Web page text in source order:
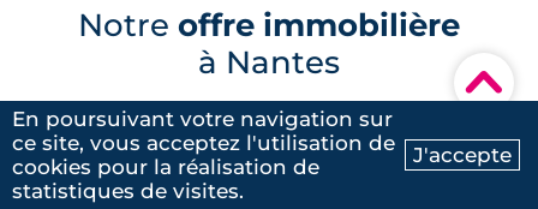
Ma recherche Contactez-nous
▾
la surchauffe aide désormais à cibler la
renaturation de la ville, du plan Pleine
terre aux r�...
LIRE L'ARTICLE
Notre offre immobilière
à Nantes
Programmes immobiliers en
périphérie
En poursuivant votre navigation sur
ce site, vous acceptez l'utilisation de
cookies pour la réalisation de
statistiques de visites.
J'accepte